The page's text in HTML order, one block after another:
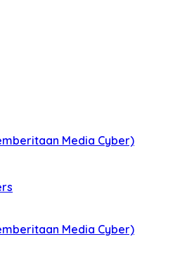
Media Cyber)
Media Cyber)